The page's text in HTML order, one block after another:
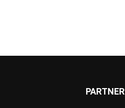
PARTNER